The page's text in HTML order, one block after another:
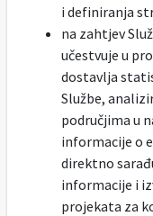
i definiranja
na zahtjev
učestvuje u
dostavlja
Službe,
područjima u
informacije o
direktno
informacije i
projekata za